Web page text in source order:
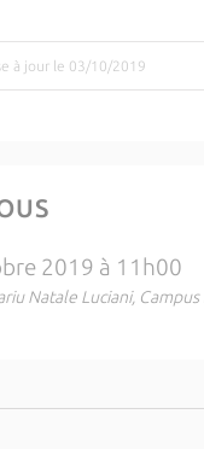
à jour le 03/10/2019
2019 à 11h00
Natale Luciani,